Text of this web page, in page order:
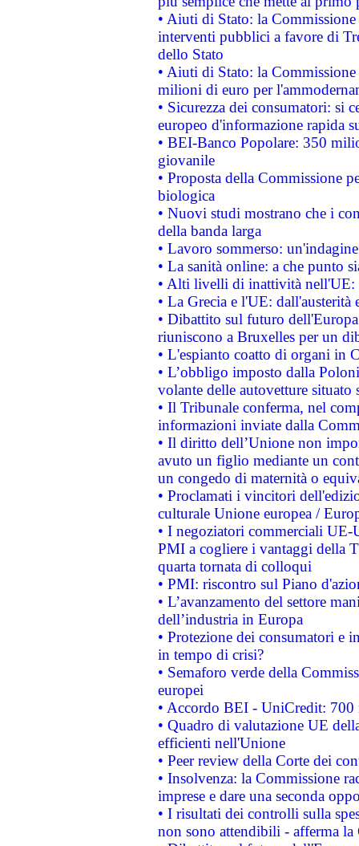
• Aiuti di Stato: la
interventi pubblici a favore di
dello Stato
• Aiuti di Stato: la
milioni di euro per
• Sicurezza dei consumatori: si
europeo d'informazione rapida
• BEI-Banco Popolare: 350
giovanile
• Proposta della Commissione
biologica
• Nuovi studi mostrano che i
della banda larga
• Lavoro sommerso:
• La sanità online: a che punto
• Alti livelli di inattività nell'UE:
• La Grecia e l'UE: dall'austerità
• Dibattito sul futuro
riuniscono a Bruxelles per un
• L'espianto coatto di organi in
• L’obbligo imposto dalla
volante delle autovetture
• Il Tribunale conferma, nel
informazioni inviate dalla
• Il diritto dell’Unione non
avuto un figlio mediante un
un congedo di maternità o
• Proclamati i vincitori
culturale Unione europea /
• I negoziatori commerciali UE-
PMI a cogliere i vantaggi della
quarta tornata di colloqui
• PMI: riscontro sul Piano
• L’avanzamento del settore
dell’industria in Europa
• Protezione dei consumatori e
in tempo di crisi?
• Semaforo verde della
europei
• Accordo BEI - UniCredit:
• Quadro di valutazione UE
efficienti nell'Unione
• Peer review della Corte dei
• Insolvenza: la Commissione
imprese e dare una seconda
• I risultati dei controlli sulla
non sono attendibili - afferma la